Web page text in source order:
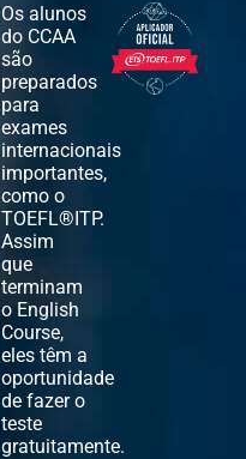
Os alunos
do CCAA
são
preparados
para
exames
internacionais
importantes,
como o
TOEFL®ITP.
Assim
que
terminam
o English
Course,
eles têm a
oportunidade
de fazer o
teste
gratuitamente.